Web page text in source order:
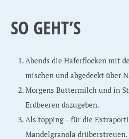
SO GEHT’S
Abends die Haferflocken mit
mischen und abgedeckt über
Morgens Buttermilch und in
Erdbeeren dazugeben.
Als topping – für die
Mandelgranola drüberstreuen.